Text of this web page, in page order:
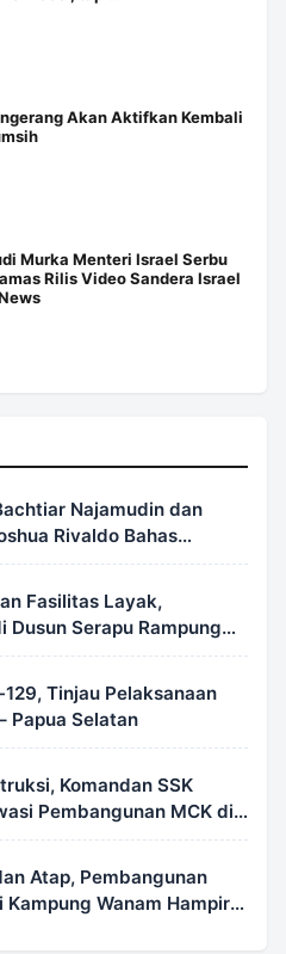
Akan Aktifkan Kembali
Murka Menteri Israel Serbu
Rilis Video Sandera Israel
Najamudin dan
Rivaldo Bahas
Hukum
Fasilitas Layak,
Dusun Serapu Rampung
Tinjau Pelaksanaan
Papua Selatan
Komandan SSK
Pembangunan MCK di
Atap, Pembangunan
Kampung Wanam Hampir